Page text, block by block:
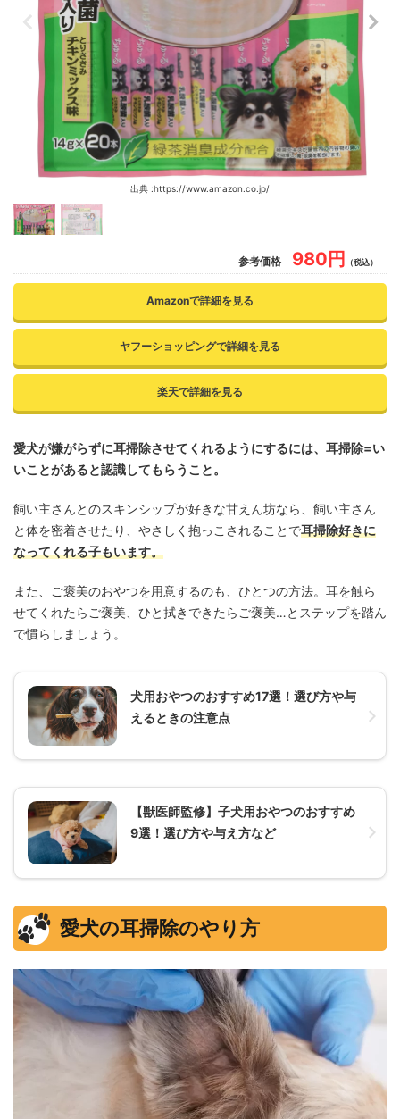
出典 :https://www.amazon.co.jp/
参考価格 980円 （税込）
Amazonで詳細を見る
ヤフーショッピングで詳細を見る
楽天で詳細を見る
愛犬が嫌がらずに耳掃除させてくれるようにするには、耳掃除=い
いことがあると認識してもらうこと。
飼い主さんとのスキンシップが好きな甘えん坊なら、飼い主さん
と体を密着させたり、やさしく抱っこされることで耳掃除好きに
なってくれる子もいます。
また、ご褒美のおやつを用意するのも、ひとつの方法。耳を触ら
せてくれたらご褒美、ひと拭きできたらご褒美…とステップを踏ん
で慣らしましょう。
犬用おやつのおすすめ17選！選び方や与
えるときの注意点
【獣医師監修】子犬用おやつのおすすめ
9選！選び方や与え方など
愛犬の耳掃除のやり方